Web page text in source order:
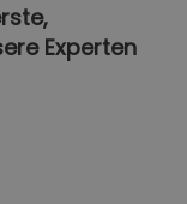
Experten